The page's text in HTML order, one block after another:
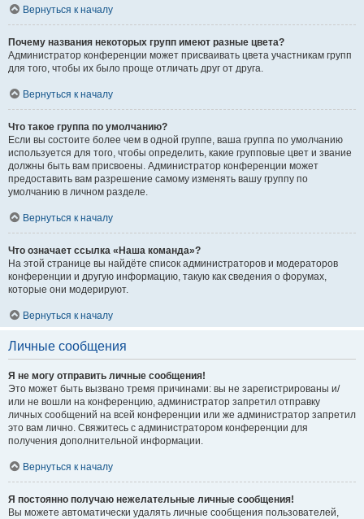
Вернуться к началу
Почему названия некоторых групп имеют разные цвета?
Администратор конференции может присваивать цвета участникам групп
для того, чтобы их было проще отличать друг от друга.
Вернуться к началу
Что такое группа по умолчанию?
Если вы состоите более чем в одной группе, ваша группа по умолчанию
используется для того, чтобы определить, какие групповые цвет и звание
должны быть вам присвоены. Администратор конференции может
предоставить вам разрешение самому изменять вашу группу по
умолчанию в личном разделе.
Вернуться к началу
Что означает ссылка «Наша команда»?
На этой странице вы найдёте список администраторов и модераторов
конференции и другую информацию, такую как сведения о форумах,
которые они модерируют.
Вернуться к началу
Личные сообщения
Я не могу отправить личные сообщения!
Это может быть вызвано тремя причинами: вы не зарегистрированы и/
или не вошли на конференцию, администратор запретил отправку
личных сообщений на всей конференции или же администратор запретил
это вам лично. Свяжитесь с администратором конференции для
получения дополнительной информации.
Вернуться к началу
Я постоянно получаю нежелательные личные сообщения!
Вы можете автоматически удалять личные сообщения пользователей,